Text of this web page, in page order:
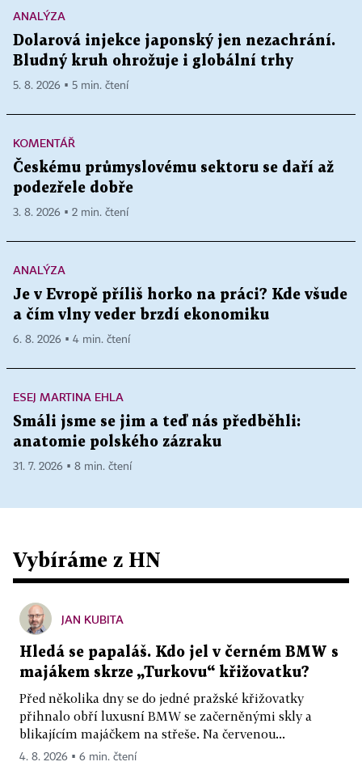
ANALÝZA
Dolarová injekce japonský jen nezachrání.
Bludný kruh ohrožuje i globální trhy
5. 8. 2026 ▪ 5 min. čtení
KOMENTÁŘ
Českému průmyslovému sektoru se daří až
podezřele dobře
3. 8. 2026 ▪ 2 min. čtení
ANALÝZA
Je v Evropě příliš horko na práci? Kde všude
a čím vlny veder brzdí ekonomiku
6. 8. 2026 ▪ 4 min. čtení
ESEJ MARTINA EHLA
Smáli jsme se jim a teď nás předběhli:
anatomie polského zázraku
31. 7. 2026 ▪ 8 min. čtení
Vybíráme z HN
JAN KUBITA
Hledá se papaláš. Kdo jel v černém BMW s
majákem skrze „Turkovu“ křižovatku?
Před několika dny se do jedné pražské křižovatky
přihnalo obří luxusní BMW se začerněnými skly a
blikajícím majáčkem na střeše. Na červenou...
4. 8. 2026 ▪ 6 min. čtení